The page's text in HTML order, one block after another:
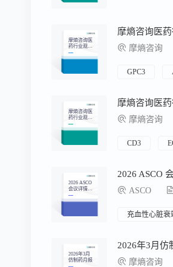
摩熵咨询医
药行业观察
周报（2026.
07.13-2026.0
摩熵咨询
GPC3
摩熵咨询医
药行业观察
周报（2026.
06.22-2026.0
摩熵咨询
CD3
2026 ASCO
会议详情汇
总
2026 ASCO
ASCO
充血性心脏衰
2026年3月
仿制药月报
2026年3月仿
摩熵咨询